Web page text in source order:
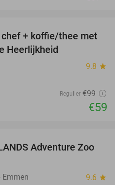
40%
+ koffie/thee met
Heerlijkheid
9.8 star
Regulier €99
€59
24%
Adventure Zoo
Emmen 9.6 star